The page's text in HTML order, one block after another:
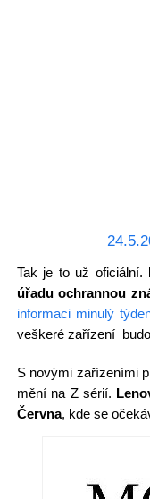
Tak je to už oficiální.
úřadu ochrannou
informaci minulý
veškeré zařízení
S novými zařízeními
mění na Z sérií.
Června, kde se